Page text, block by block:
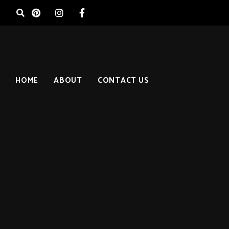
CONTACT US
ABOUT
HOME